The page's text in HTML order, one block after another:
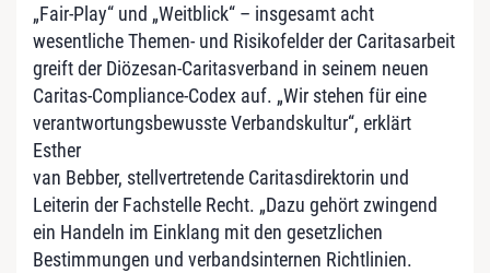
„Fair-Play“ und „Weitblick“ – insgesamt acht
wesentliche Themen- und Risikofelder der Caritasarbeit
greift der Diözesan-Caritasverband in seinem neuen
Caritas-Compliance-Codex auf. „Wir stehen für eine
verantwortungsbewusste Verbandskultur“, erklärt
Esther
van Bebber, stellvertretende Caritasdirektorin und
Leiterin der Fachstelle Recht. „Dazu gehört zwingend
ein Handeln im Einklang mit den gesetzlichen
Bestimmungen und verbandsinternen Richtlinien.